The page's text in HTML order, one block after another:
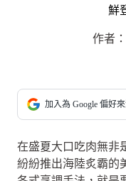
鮮
作者：
加入為 Google 偏好
在盛夏大口吃肉無非
紛紛推出海陸炙霸的